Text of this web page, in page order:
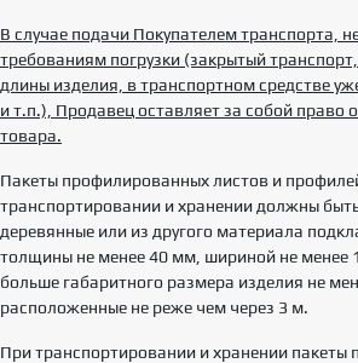
В случае подачи Покупателем транспорта,
требованиям погрузки (закрытый
длины изделия, в транспортном средстве
и т.п.), Продавец оставляет за собой право
товара.
Пакеты профилированных листов и
транспортировании и хранении должны
деревянные или из другого материала
толщины не менее 40 мм, шириной не менее
больше габаритного размера изделия не
расположенные не реже чем через 3 м.
При транспортировании и хранении пакеты